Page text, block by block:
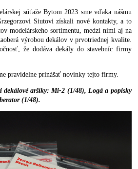
súťaže Bytom 2023 sme vďaka nášmu
Siutovi získali nové kontakty, a to
modelárskeho sortimentu, medzi nimi aj na
výrobou dekálov v prvotriednej kvalite.
že dodáva dekály do stavebníc firmy
pravidelne prinášať novinky tejto firmy.
dekálové aršíky: Mi-2 (1/48), Logá a popisky
(1/48).